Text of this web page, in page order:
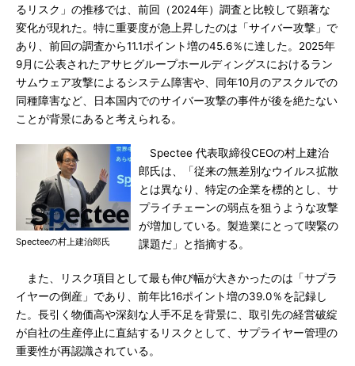
るリスク」の推移では、前回（2024年）調査と比較して顕著な
変化が現れた。特に重要度が急上昇したのは「サイバー攻撃」で
あり、前回の調査から11.1ポイント増の45.6％に達した。2025年
9月に公表されたアサヒグループホールディングスにおけるラン
サムウェア攻撃によるシステム障害や、同年10月のアスクルでの
同種障害など、日本国内でのサイバー攻撃の事件が後を絶たない
ことが背景にあると考えられる。
Specteeの村上建治郎氏
Spectee 代表取締役CEOの村上建治
郎氏は、「従来の無差別なウイルス拡散
とは異なり、特定の企業を標的とし、サ
プライチェーンの弱点を狙うような攻撃
が増加している。製造業にとって喫緊の
課題だ」と指摘する。
また、リスク項目として最も伸び幅が大きかったのは「サプラ
イヤーの倒産」であり、前年比16ポイント増の39.0％を記録し
た。長引く物価高や深刻な人手不足を背景に、取引先の経営破綻
が自社の生産停止に直結するリスクとして、サプライヤー管理の
重要性が再認識されている。